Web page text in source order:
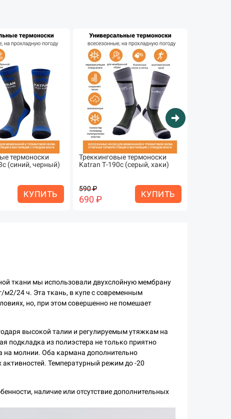
термоноски
(синий, черный)
КУПИТЬ
Треккинговые термоноски
Katran Т-190с (серый, хаки)
590 ₽
690 ₽ КУПИТЬ
arrow_circle_right
ткани мы использовали двухслойную мембрану
м2/24 ч. Эта ткань, в купе с современным
но, при этом совершенно не помешает
высокой талии и регулируемым утяжкам на
подкладка из полиэстера не только приятно
на молнии. Оба кармана дополнительно
Температурный режим до -20
наличие или отсутствие дополнительных